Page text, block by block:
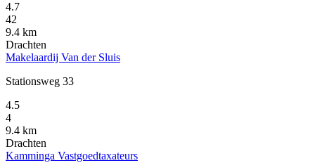
4.7
42
9.4 km
Drachten
Makelaardij Van der Sluis
Stationsweg 33
4.5
4
9.4 km
Drachten
Kamminga Vastgoedtaxateurs